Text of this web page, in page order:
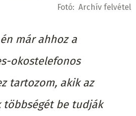
Fotó: Archív felvétel
már ahhoz a
okostelefonos
tartozom, akik az
be tudják